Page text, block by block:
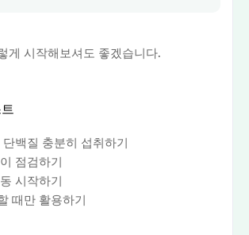
게 시작해보셔도 좋겠습니다.
백질 충분히 섭취하기
점검하기
시작하기
때만 활용하기